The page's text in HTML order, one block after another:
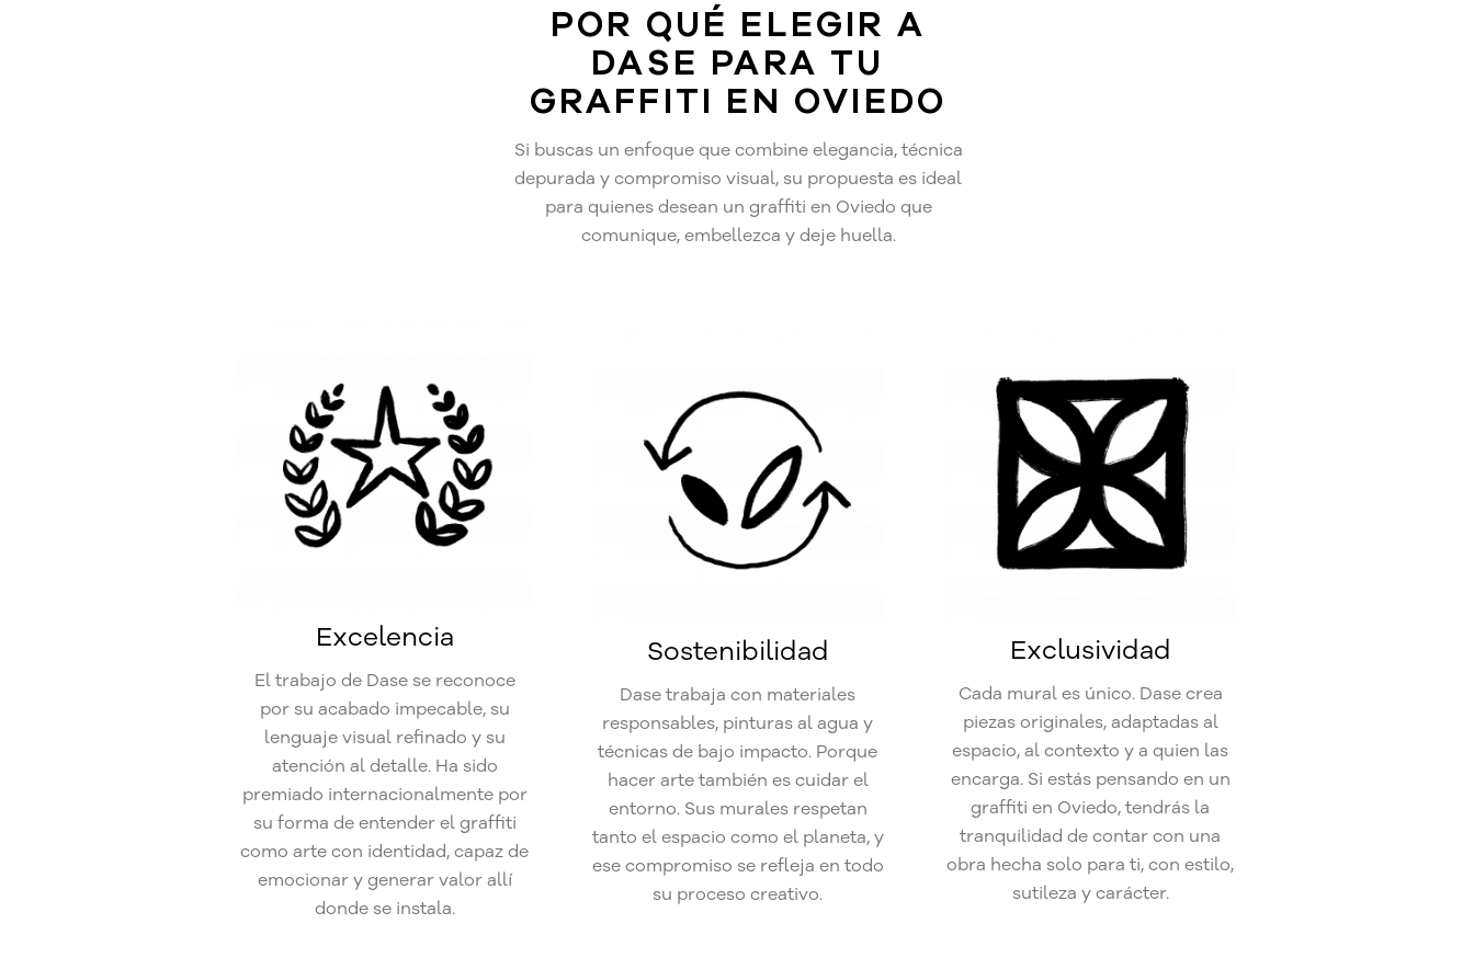
POR QUÉ ELEGIR A
DASE PARA TU
GRAFFITI EN OVIEDO
Si buscas un enfoque que combine elegancia, técnica
depurada y compromiso visual, su propuesta es ideal
para quienes desean un graffiti en Oviedo que
comunique, embellezca y deje huella.
Excelencia
El trabajo de Dase se reconoce
por su acabado impecable, su
lenguaje visual refinado y su
atención al detalle. Ha sido
premiado internacionalmente por
su forma de entender el graffiti
como arte con identidad, capaz de
emocionar y generar valor allí
donde se instala.
Sostenibilidad
Dase trabaja con materiales
responsables, pinturas al agua y
técnicas de bajo impacto. Porque
hacer arte también es cuidar el
entorno. Sus murales respetan
tanto el espacio como el planeta, y
ese compromiso se refleja en todo
su proceso creativo.
Exclusividad
Cada mural es único. Dase crea
piezas originales, adaptadas al
espacio, al contexto y a quien las
encarga. Si estás pensando en un
graffiti en Oviedo, tendrás la
tranquilidad de contar con una
obra hecha solo para ti, con estilo,
sutileza y carácter.